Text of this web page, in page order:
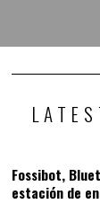
Fossibot,
estación de